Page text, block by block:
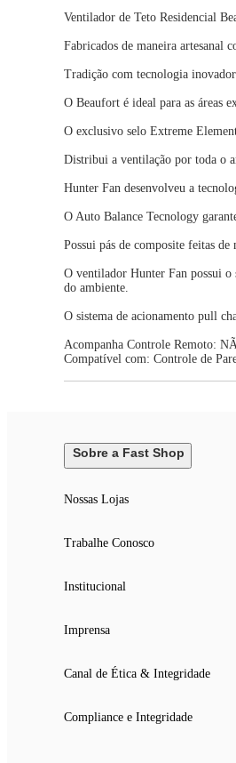
Ventilador de Teto Residencial
Fabricados de maneira artesanal
Tradição com tecnologia
O Beaufort é ideal para as áreas
O exclusivo selo Extreme
Distribui a ventilação por toda o
Hunter Fan desenvolveu a
O Auto Balance Tecnology
Possui pás de composite feitas
O ventilador Hunter Fan possui o
do ambiente.
O sistema de acionamento pull
Acompanha Controle Remoto:
Compatível com: Controle de
Sobre a Fast Shop
Nossas Lojas
Trabalhe Conosco
Institucional
Imprensa
Canal de Ética & Integridade
Compliance e Integridade